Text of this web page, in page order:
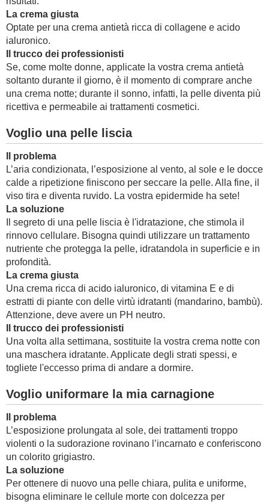
La crema giusta
Optate per una crema antietà ricca di collagene e acido
ialuronico.
Il trucco dei professionisti
Se, come molte donne, applicate la vostra crema antietà
soltanto durante il giorno, è il momento di comprare anche
una crema notte; durante il sonno, infatti, la pelle diventa più
ricettiva e permeabile ai trattamenti cosmetici.
Voglio una pelle liscia
Il problema
L’aria condizionata, l’esposizione al vento, al sole e le docce
calde a ripetizione finiscono per seccare la pelle. Alla fine, il
viso tira e diventa ruvido. La vostra epidermide ha sete!
La soluzione
Il segreto di una pelle liscia è l'idratazione, che stimola il
rinnovo cellulare. Bisogna quindi utilizzare un trattamento
nutriente che protegga la pelle, idratandola in superficie e in
profondità.
La crema giusta
Una crema ricca di acido ialuronico, di vitamina E e di
estratti di piante con delle virtù idratanti (mandarino, bambù).
Attenzione, deve avere un PH neutro.
Il trucco dei professionisti
Una volta alla settimana, sostituite la vostra crema notte con
una maschera idratante. Applicate degli strati spessi, e
togliete l'eccesso prima di andare a dormire.
Voglio uniformare la mia carnagione
Il problema
L’esposizione prolungata al sole, dei trattamenti troppo
violenti o la sudorazione rovinano l’incarnato e conferiscono
un colorito grigiastro.
La soluzione
Per ottenere di nuovo una pelle chiara, pulita e uniforme,
bisogna eliminare le cellule morte con dolcezza per